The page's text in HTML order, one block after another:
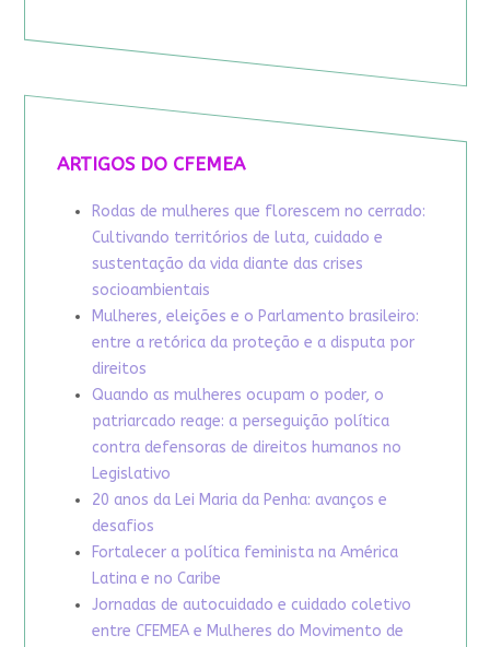
ARTIGOS DO CFEMEA
Rodas de mulheres que florescem no cerrado:
Cultivando territórios de luta, cuidado e
sustentação da vida diante das crises
socioambientais
Mulheres, eleições e o Parlamento brasileiro:
entre a retórica da proteção e a disputa por
direitos
Quando as mulheres ocupam o poder, o
patriarcado reage: a perseguição política
contra defensoras de direitos humanos no
Legislativo
20 anos da Lei Maria da Penha: avanços e
desafios
Fortalecer a política feminista na América
Latina e no Caribe
Jornadas de autocuidado e cuidado coletivo
entre CFEMEA e Mulheres do Movimento de